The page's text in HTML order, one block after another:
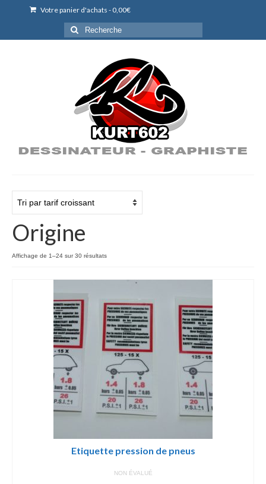
Votre panier d'achats - 0,00€
Rechercher
:
Origine
Affichage de 1–24 sur 30 résultatsTrié
prix
Etiquette pression de pneus
NON ÉVALUÉ